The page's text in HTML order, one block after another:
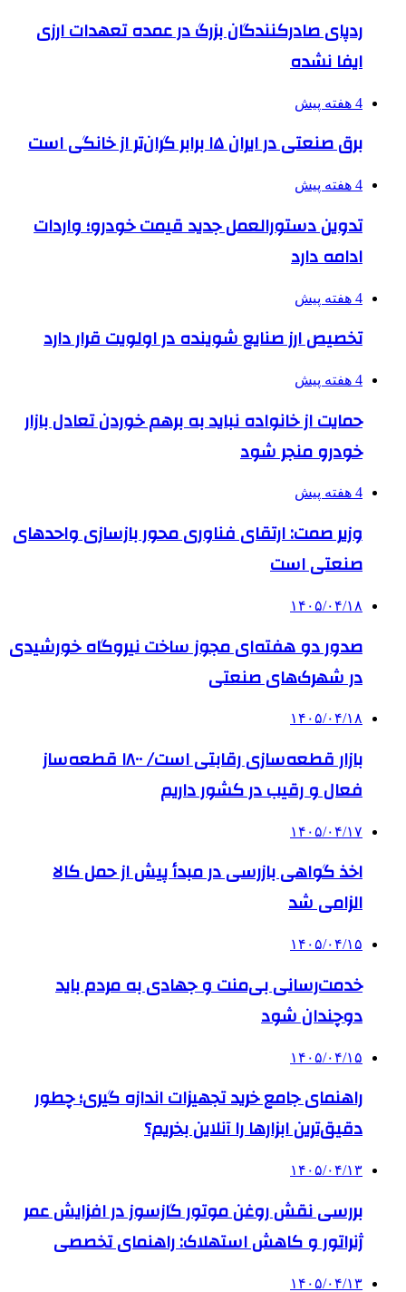
ردپای صادرکنندگان بزرگ در عمده تعهدات ارزی
ایفا نشده
4 هفته پیش
برق صنعتی در ایران ۱۵ برابر گران‌تر از خانگی است
4 هفته پیش
تدوین دستورالعمل جدید قیمت خودرو؛ واردات
ادامه دارد
4 هفته پیش
تخصیص ارز صنایع شوینده در اولویت قرار دارد
4 هفته پیش
حمایت از خانواده نباید به برهم خوردن تعادل بازار
خودرو منجر شود
4 هفته پیش
وزیر صمت: ارتقای فناوری محور بازسازی واحدهای
صنعتی است
۱۴۰۵/۰۴/۱۸
صدور دو هفته‌ای مجوز ساخت نیروگاه خورشیدی
در شهرک‌های صنعتی
۱۴۰۵/۰۴/۱۸
بازار قطعه‌سازی رقابتی است/ ۱۸۰۰ قطعه‌ساز
فعال و رقیب در کشور داریم
۱۴۰۵/۰۴/۱۷
اخذ گواهی بازرسی در مبدأ پیش از حمل کالا
الزامی شد
۱۴۰۵/۰۴/۱۵
خدمت‌رسانی بی‌منت و جهادی به مردم باید
دوچندان شود
۱۴۰۵/۰۴/۱۵
راهنمای جامع خرید تجهیزات اندازه گیری؛ چطور
دقیق‌ترین ابزارها را آنلاین بخریم؟
۱۴۰۵/۰۴/۱۳
بررسی نقش روغن موتور گازسوز در افزایش عمر
ژنراتور و کاهش استهلاک: راهنمای تخصصی
۱۴۰۵/۰۴/۱۳